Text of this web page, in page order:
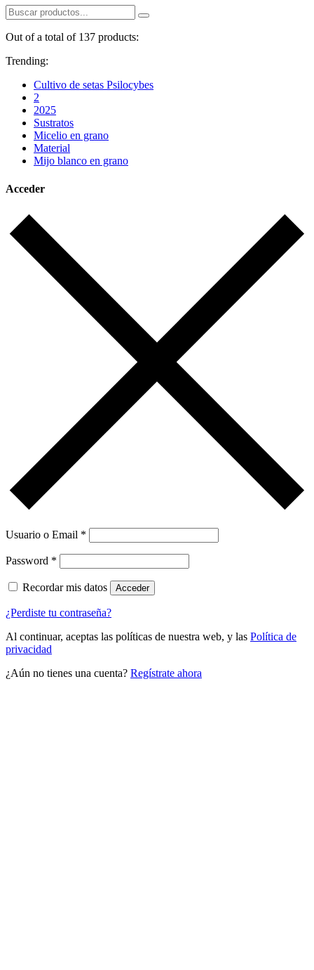
Out of a total of 137 products:
Trending:
Cultivo de setas Psilocybes
2
2025
Sustratos
Micelio en grano
Material
Mijo blanco en grano
Acceder
Usuario o Email *
Password *
Recordar mis datos Acceder
¿Perdiste tu contraseña?
Al continuar, aceptas las políticas de nuestra web, y las Política de
privacidad
¿Aún no tienes una cuenta? Regístrate ahora